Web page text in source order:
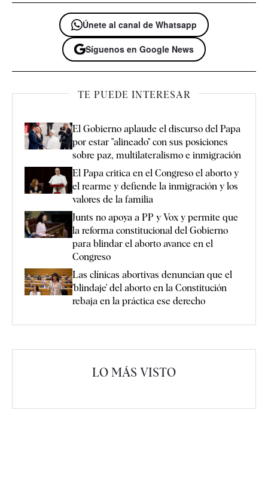
Únete al canal de Whatsapp
Síguenos en Google News
TE PUEDE INTERESAR
El Gobierno aplaude el discurso del Papa
por estar "alineado" con sus posiciones
sobre paz, multilateralismo e inmigración
El Papa critica en el Congreso el aborto y
el rearme y defiende la inmigración y los
valores de la familia
Junts no apoya a PP y Vox y permite que
la reforma constitucional del Gobierno
para blindar el aborto avance en el
Congreso
Las clínicas abortivas denuncian que el
'blindaje' del aborto en la Constitución
rebaja en la práctica ese derecho
LO MÁS VISTO